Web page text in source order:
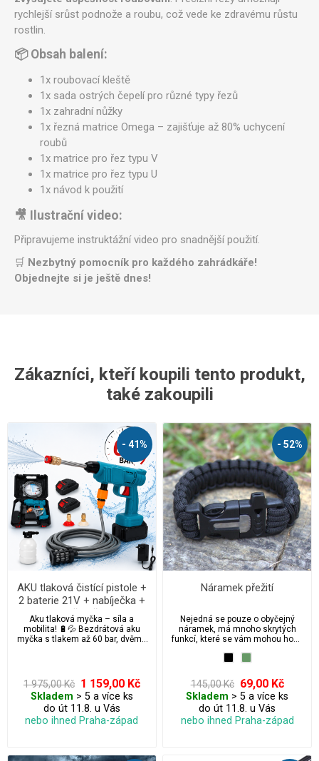
rychlejší srůst podnože a roubu, což vede ke zdravému růstu
rostlin.
📦 Obsah balení:
1x roubovací kleště
1x sada ostrých čepelí pro různé typy řezů
1x zahradní nůžky
1x řezná matrice Omega – zajišťuje až 80% uchycení
roubů
1x matrice pro řez typu V
1x matrice pro řez typu U
1x návod k použití
🎥 Ilustrační video:
Připravujeme instruktážní video pro snadnější použití.
🛒 Nezbytný pomocník pro každého zahrádkáře!
Objednejte si je ještě dnes!
Zákazníci, kteří koupili tento produkt,
také zakoupili
- 41%
AKU tlaková čistící pistole +
2 baterie 21V + nabíječka +
kufr a příslušenství
Aku tlaková myčka – síla a
mobilita! 🔋💦 Bezdrátová aku
myčka s tlakem až 60 bar, dvěma
kempování. Obsahuje trysky (0° a
40°), pěnovou pistoli, 5m hadici s
filtrem a praktický kufřík. ✅ Český
návod v balení!
1 975,00 Kč 1 159,00 Kč
Skladem > 5 a více ks
do út 11.8. u Vás
nebo ihned Praha-západ
- 52%
Náramek přežití
Nejedná se pouze o obyčejný
náramek, má mnoho skrytých
funkcí, které se vám mohou hodit
145,00 Kč 69,00 Kč
Skladem > 5 a více ks
do út 11.8. u Vás
nebo ihned Praha-západ